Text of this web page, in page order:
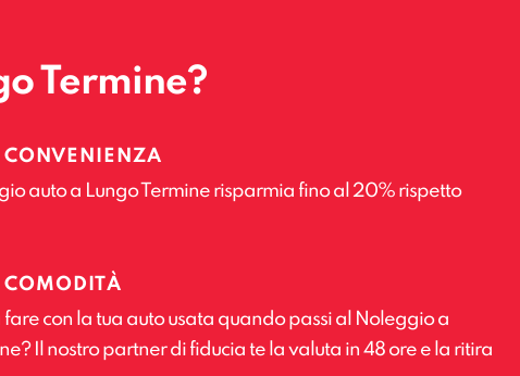
Termine?
auto a Lungo Termine risparmia fino al 20% rispetto
fare con la tua auto usata quando passi al Noleggio a
Il nostro partner di fiducia te la valuta in 48 ore e la ritira